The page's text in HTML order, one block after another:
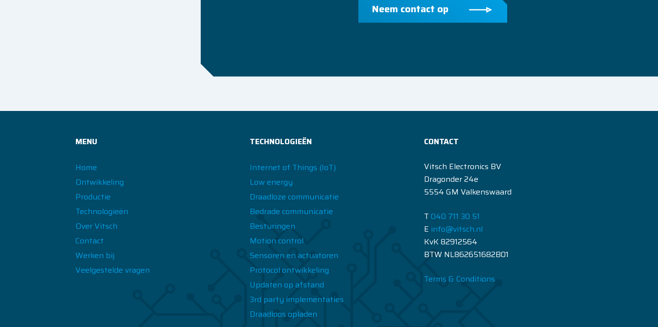
Neem contact op
MENU
Home
Ontwikkeling
Productie
Technologieën
Over Vitsch
Contact
Werken bij
Veelgestelde vragen
TECHNOLOGIEËN
Internet of Things (IoT)
Low energy
Draadloze communicatie
Bedrade communicatie
Besturingen
Motion control
Sensoren en actuatoren
Protocol ontwikkeling
Updaten op afstand
3rd party implementaties
Draadloos opladen
CONTACT
Vitsch Electronics BV
Dragonder 24e
5554 GM Valkenswaard
T 040 711 30 51
E info@vitsch.nl
KvK 82912564
BTW NL862651682B01
Terms & Conditions